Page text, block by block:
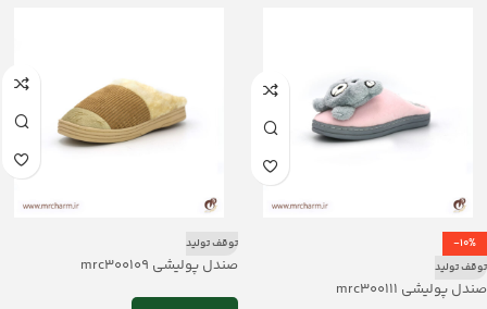
-10%
توقف تولید
صندل پولیشی mrc300111
توقف تولید
صندل پولیشی mrc300109